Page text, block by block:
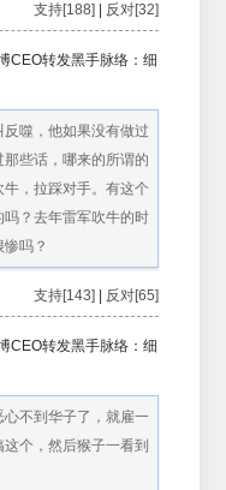
支持[188] 反对[32]
CEO转发黑手脉络：细
噬，他如果没有做过
些话，哪来的所谓的
，拉踩对手。有这个
？去年雷军吹牛的时
吗？
支持[143] 反对[65]
CEO转发黑手脉络：细
不到华子了，就雇一
个，然后猴子一看到